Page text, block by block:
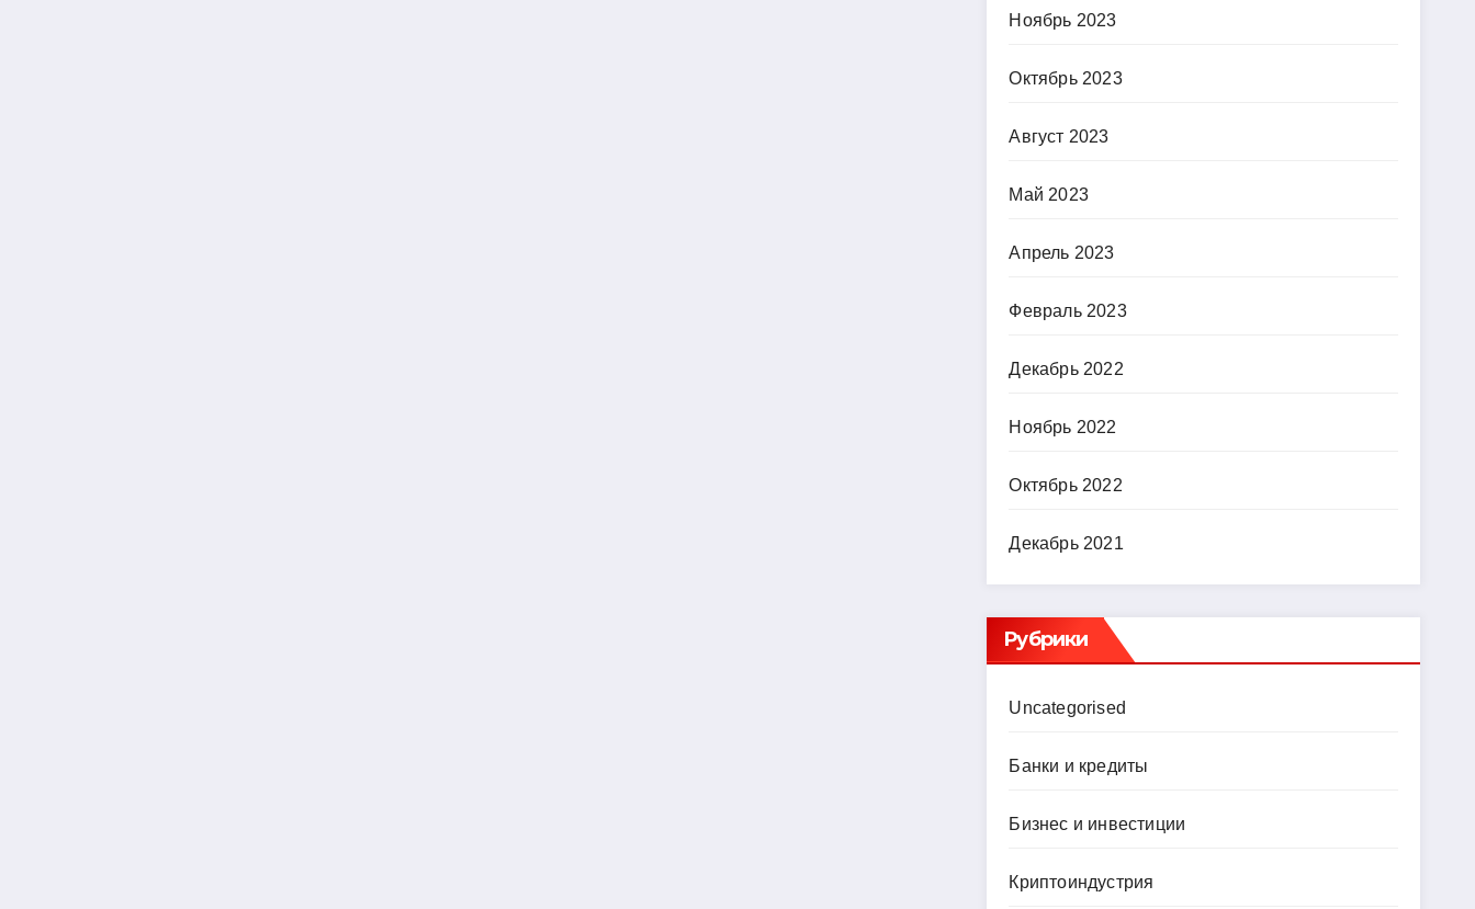
Ноябрь 2023
Октябрь 2023
Август 2023
Май 2023
Апрель 2023
Февраль 2023
Декабрь 2022
Ноябрь 2022
Октябрь 2022
Декабрь 2021
Рубрики
Uncategorised
Банки и кредиты
Бизнес и инвестиции
Криптоиндустрия